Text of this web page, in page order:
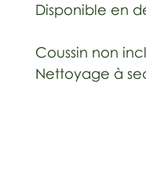
Disponible en
Coussin non
Nettoyage à